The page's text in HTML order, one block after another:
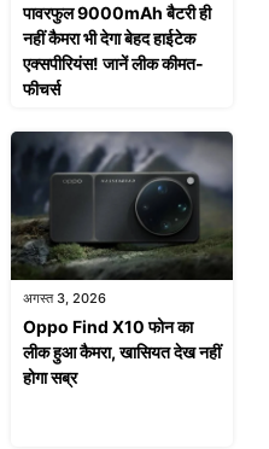
पावरफुल 9000mAh बैटरी ही
नहीं कैमरा भी देगा बेहद हाईटेक
एक्सपीरियंस! जानें लीक कीमत-
फीचर्स
अगस्त 3, 2026
Oppo Find X10 फोन का
लीक हुआ कैमरा, खासियत देख नहीं
होगा सब्र